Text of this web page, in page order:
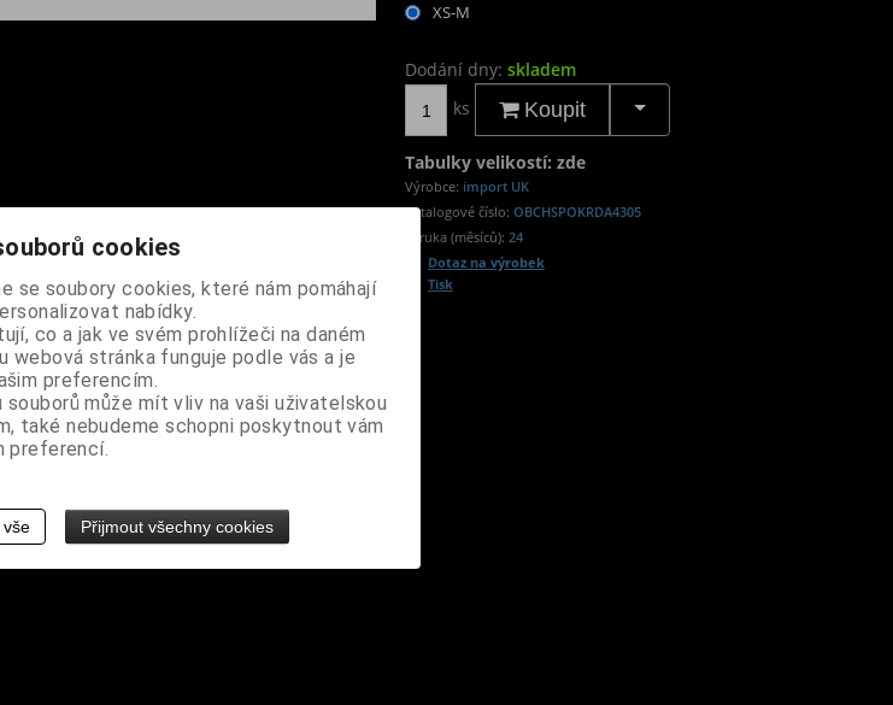
XS-M
Dodání dny: skladem
ks
Koupit
Tabulky velikostí: zde
Výrobce: import UK
Katalogové číslo: OBCHSPOKRDA4305
Záruka (měsíců): 24
Dotaz na výrobek
Tisk
cookies
se soubory cookies, které nám pomáhají
nabídky.
co a jak ve svém prohlížeči na daném
webová stránka funguje podle vás a je
preferencím.
může mít vliv na vaši uživatelskou
také nebudeme schopni poskytnout vám
preferencí.
Přijmout všechny cookies